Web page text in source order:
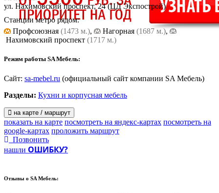
ул. Нахимовский проспект, 24(ЦД Экспострой)
Станции метро рядом:
Профсоюзная (1473 м.), Нагорная (1687 м.),
Нахимовский проспект (1717 м.)
Режим работы SA Мебель:
Сайт: sa-mebel.ru (официальный сайт компании SA Мебель)
Разделы: Кухни и корпусная мебель
на карте / маршрут
показать на карте посмотреть на яндекс-картах посмотреть на
google-картах проложить маршрут
Позвонить
нашли ОШИБКУ?
Отзывы о SA Мебель: